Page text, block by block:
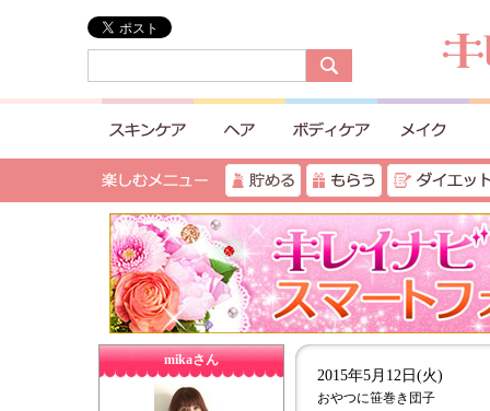
mikaさん
2015年5月12日(火)
おやつに笹巻き団子